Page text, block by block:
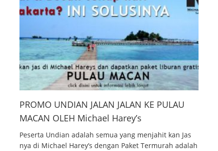
PROMO UNDIAN JALAN JALAN KE PULAU
MACAN OLEH Michael Harey’s
Peserta Undian adalah semua yang menjahit kan Jas
nya di Michael Harey’s dengan Paket Termurah adalah